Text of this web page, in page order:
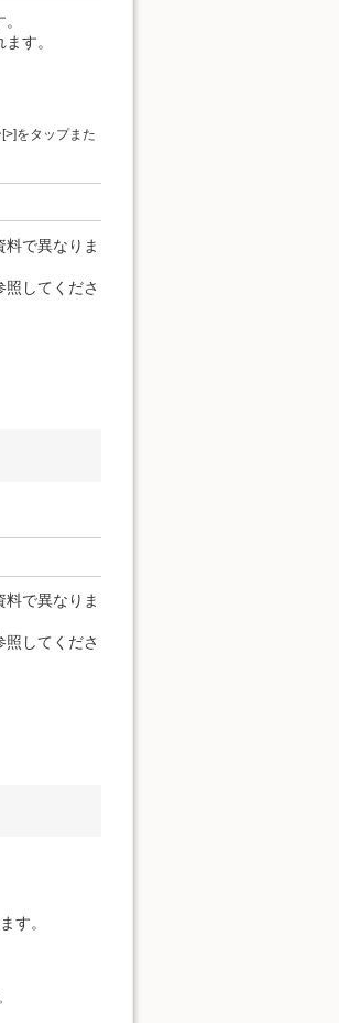
す。
をタップまた
で異なりま
してくださ
で異なりま
してくださ
す。